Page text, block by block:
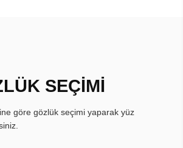
SEÇİMİ
göre gözlük seçimi yaparak yüz